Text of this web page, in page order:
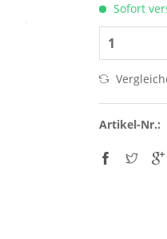
Sofort
Artikel-Nr.: